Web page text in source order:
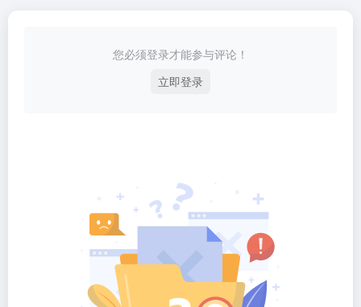
您必须登录才能参与评论！
立即登录